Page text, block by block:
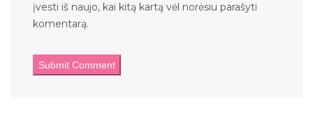
įvesti iš naujo, kai kitą kartą vėl norėsiu parašyti
komentarą.